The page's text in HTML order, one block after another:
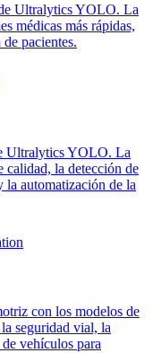
Ultralytics YOLO. La
médicas más rápidas,
pacientes.
Ultralytics YOLO. La
la detección de
la automatización de la
con los modelos de
seguridad vial, la
vehículos para